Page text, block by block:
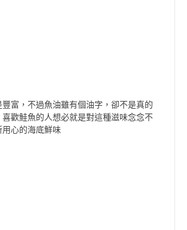
富，不過魚油雖有個油字，卻不是真的
喜歡鮭魚的人想必就是對這種滋味念念不
用心的海底鮮味